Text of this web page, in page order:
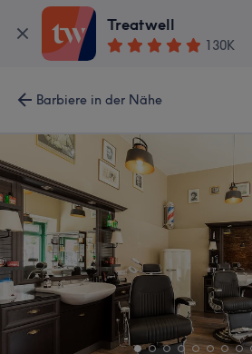
Treatwell
130K
Barbiere in der Nähe